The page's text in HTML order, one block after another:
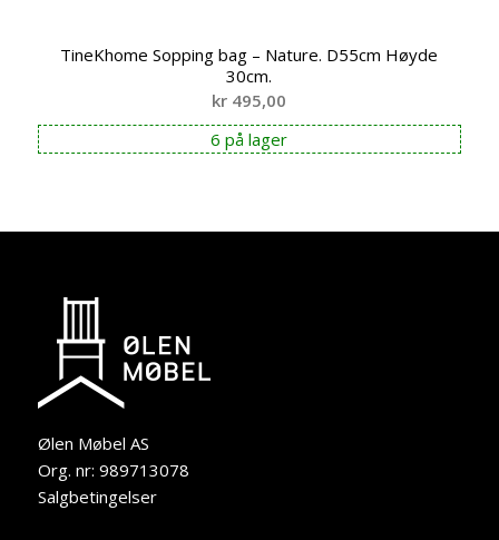
TineKhome Sopping bag – Nature. D55cm Høyde
30cm.
kr 495,00
6 på lager
Ølen Møbel AS
Org. nr: 989713078
Salgbetingelser